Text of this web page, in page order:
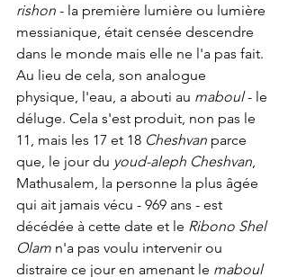
rishon - la première lumière ou lumière
messianique, était censée descendre
dans le monde mais elle ne l'a pas fait.
Au lieu de cela, son analogue
physique, l'eau, a abouti au maboul - le
déluge. Cela s'est produit, non pas le
11, mais les 17 et 18 Cheshvan parce
que, le jour du youd-aleph Cheshvan
Mathusalem, la personne la plus âgée
qui ait jamais vécu - 969 ans - est
décédée à cette date et le Ribono Shel
Olam n'a pas voulu intervenir ou
distraire ce jour en amenant le maboul